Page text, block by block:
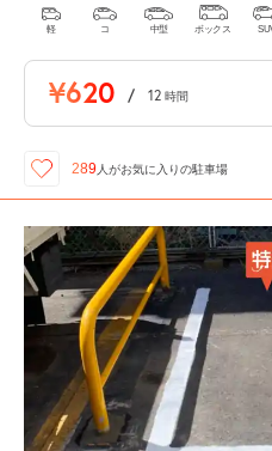
軽 コ 中型 ボックス
¥620 / 12 時間
289人がお気に入りの駐車場